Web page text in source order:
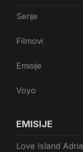
Serije
Filmovi
Emisije
Voyo
EMISIJE
Love Island Adria